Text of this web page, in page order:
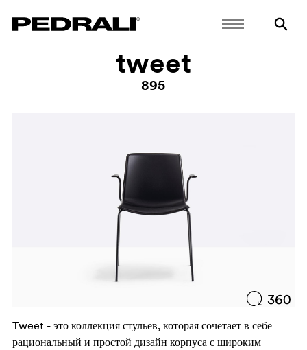
tweet
895
Tweet - это коллекция стульев, которая сочетает в себе
рациональный и простой дизайн корпуса с широким